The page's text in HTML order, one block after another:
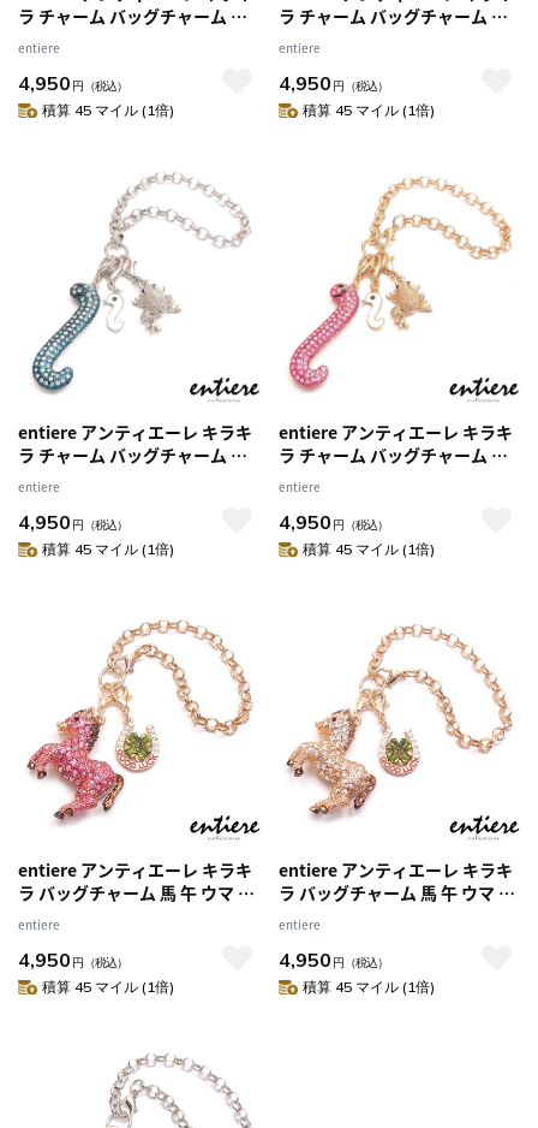
ラ チャーム バッグチャーム 辰
龍 ドラゴン タツノオトシゴ＆
クカラー
entiere
4,950 円 （税込）
積算 45 マイル (1倍)
ラ チャーム バッグチャーム 辰
龍 ドラゴン タツノオトシゴ＆
アカラー
entiere
4,950 円 （税込）
積算 45 マイル (1倍)
entiere アンティエーレ キラキ
ラ チャーム バッグチャーム 巳
ヘビ カエル＆白蛇ミニチャーム
シルバー/ブルーカラー
entiere
4,950 円 （税込）
積算 45 マイル (1倍)
entiere アンティエーレ キラキ
ラ チャーム バッグチャーム 巳
ヘビ カエル＆白蛇ミニチャーム
ゴールド/ピンクカラー
entiere
4,950 円 （税込）
積算 45 マイル (1倍)
entiere アンティエーレ キラキ
ラ バッグチャーム 馬 午 ウマ 馬
蹄＆クローバーミニチャーム ゴ
entiere
4,950 円 （税込）
積算 45 マイル (1倍)
entiere アンティエーレ キラキ
ラ バッグチャーム 馬 午 ウマ 馬
蹄＆クローバーミニチャーム ゴ
entiere
4,950 円 （税込）
積算 45 マイル (1倍)